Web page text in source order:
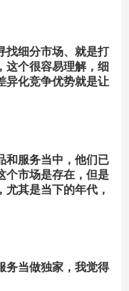
找细分市场、就是打
这个很容易理解，细
异化竞争优势就是让
和服务当中，他们已
个市场是存在，但是
其是当下的年代，
务当做独家，我觉得